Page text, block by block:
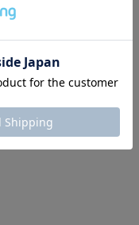
オーネ
（税込）
(7)